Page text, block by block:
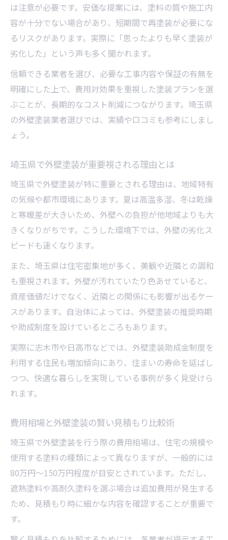
長期コスパで選ぶ外壁塗装のポイント
費用相場を知り納得のリフォームを実現
埼玉県の外壁塗装費用相場とその見積もり
例
外壁塗装費用を左右する主なポイント解説
リフォーム費用を抑える外壁塗装の賢い選
択
補助金活用で外壁塗装費用を抑える方法
外壁塗装の色選びで後悔しないために
外壁塗装の色選びで失敗しないコツとは
やめたほうがいい外壁の色とその理由
埼玉県の環境に合う外壁塗装の色選び基準
外壁塗装の色が住まいに与える心理的影響
外壁塗装で人気の色と後悔しない選び方
は注意が必要です。安価な提案には、塗料の質や施工内
容が十分でない場合があり、短期間で再塗装が必要にな
るリスクがあります。実際に「思ったよりも早く塗装が
劣化した」という声も多く聞かれます。
信頼できる業者を選び、必要な工事内容や保証の有無を
明確にした上で、費用対効果を重視した塗装プランを選
ぶことが、長期的なコスト削減につながります。埼玉県
の外壁塗装業者選びでは、実績や口コミも参考にしまし
ょう。
埼玉県で外壁塗装が重要視される理由とは
埼玉県で外壁塗装が特に重要とされる理由は、地域特有
の気候や都市環境にあります。夏は高温多湿、冬は乾燥
と寒暖差が大きいため、外壁への負担が他地域よりも大
きくなりがちです。こうした環境下では、外壁の劣化ス
ピードも速くなります。
また、埼玉県は住宅密集地が多く、美観や近隣との調和
も重視されます。外壁が汚れていたり色あせていると、
資産価値だけでなく、近隣との関係にも影響が出るケー
スがあります。自治体によっては、外壁塗装の推奨時期
や助成制度を設けているところもあります。
実際に志木市や日高市などでは、外壁塗装助成金制度を
利用する住民も増加傾向にあり、住まいの寿命を延ばし
つつ、快適な暮らしを実現している事例が多く見受けら
れます。
費用相場と外壁塗装の賢い見積もり比較術
埼玉県で外壁塗装を行う際の費用相場は、住宅の規模や
使用する塗料の種類によって異なりますが、一般的には
80万円～150万円程度が目安とされています。ただし、
遮熱塗料や高耐久塗料を選ぶ場合は追加費用が発生する
ため、見積もり時に細かな内容を確認することが重要で
す。